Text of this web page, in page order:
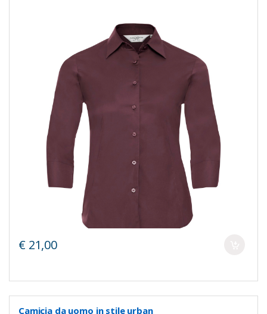
€ 21,00
Camicia da uomo in stile urban